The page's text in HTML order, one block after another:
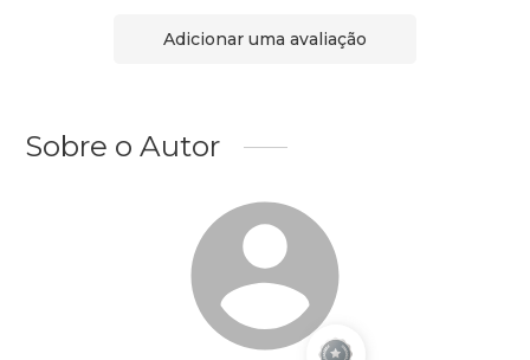
Adicionar uma avaliação
Sobre o Autor